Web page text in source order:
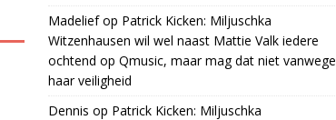
Madeliefop Patrick Kicken: Miljuschka
Witzenhausen wil wel naast Mattie Valk iedere
ochtend op Qmusic, maar mag dat niet vanwege
haar veiligheid
Dennis op Patrick Kicken: Miljuschka